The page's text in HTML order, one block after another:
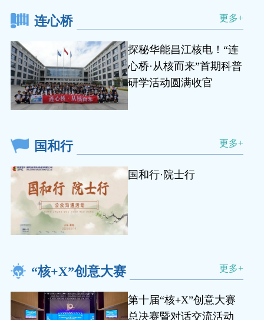
连心桥 更多+
探秘华能昌江核电！“连
心桥·从核而来”首期科普
研学活动圆满收官
国和行 更多+
国和行·院士行
“核+X”创意大赛 更多+
第十届“核+X”创意大赛
总决赛暨对话交流活动